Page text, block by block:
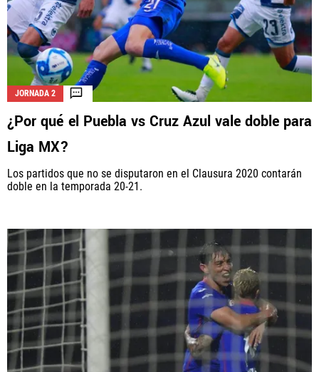
JORNADA 2
¿Por qué el Puebla vs Cruz Azul vale doble para
Liga MX?
Los partidos que no se disputaron en el Clausura 2020 contarán
doble en la temporada 20-21.